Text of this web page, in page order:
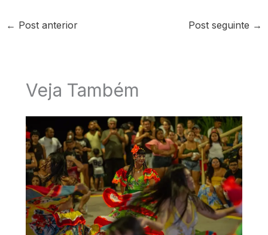
← Post anterior Post seguinte →
Veja Também